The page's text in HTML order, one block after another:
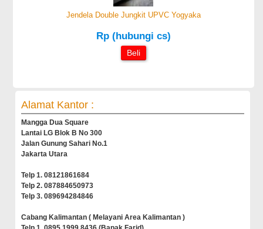
Jendela Double Jungkit UPVC Yogyaka
Rp (hubungi cs)
Beli
Alamat Kantor :
Mangga Dua Square
Lantai LG Blok B No 300
Jalan Gunung Sahari No.1
Jakarta Utara
Telp 1. 08121861684
Telp 2. 087884650973
Telp 3. 089694284846
Cabang Kalimantan ( Melayani Area Kalimantan )